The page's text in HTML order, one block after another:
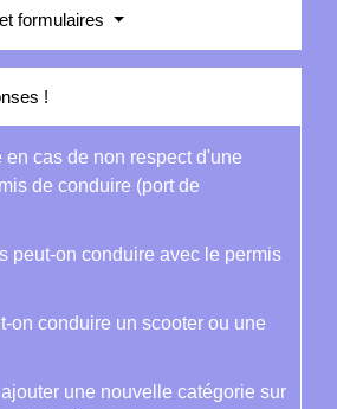
formulaires
!
en cas de non respect d'une
de conduire (port de
peut-on conduire avec le permis
on conduire un scooter ou une
une nouvelle catégorie sur